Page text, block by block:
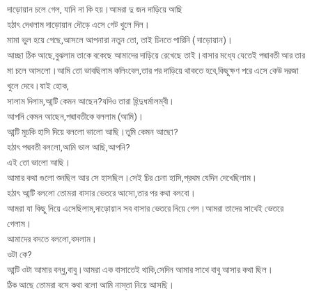
দাড়োয়ান চলে গেল, যানি না কি হয়।আমরা দু জন দাড়িয়ে আছি
হঠাৎ দেখলাম দাড়োয়ান দৌড়ে এসে গেট খুলে দিল।
মামা ভুল হয়ে গেছে,আসলে আপনারা নতুন তো, তাই চিনতে পারিনি ( দাড়োয়ান)।
আচ্ছা ঠিক আছে,বুঝলাম তাকে বকেছে আমাদের দাড়িয়ে রেখেছে তাই।বাসার মধ্যে যেতেই পদ্মাবতী আর তার
মা চলে আসলো।আমি তো ভাবছিলাম কলিংবেল,তার পর দাড়িয়ে থাকতে হবে,কিছুক্ষণ পরে এসে কেউ দরজা
খুলে দেবে।যাই হোক,
সালাম দিলাম,আন্টি কেমন আছেন?যদিও তারা হিন্দুধর্মালম্বী।
আপনি কেমন আছেন,পদ্মাবতীকে বললাম (আমি)।
আন্টি মুচকি হাসি দিয়ে বললো ভালো আছি।তুমি কেমন আছো?
হঠাৎ পদ্মবতী বললো,আমি ভাল আছি,আপনি?
এই তো ভালো আছি।
আমার কথা গুলো শুনছিল আর সে হাসছিল।সেই চির চেনা হাসি,প্রথম যেদিন দেখেছিলাম।
হঠাৎ আন্টি বললো তোমরা বাসার ভেতরে আসো,তার পর কথা বলবো।
আমরা যা কিছু নিয়ে এসেছিলাম,দাড়োয়ান সব বাসার ভেতরে নিয়ে গেল।আমরা তাদের সাথেই ভেতরে
গেলাম।
আমাদের বসতে বললো,বসলাম।
ওটা কে?
আন্টি ওটা আমার বন্ধু,বাবু।আমরা এক বাসাতেই থাকি,সেদিন আমার সাথে বাবু আসার কথা ছিল।
ঠিক আছে তোমরা বসে কথা বলো আমি নাস্তা নিয়ে আসছি।